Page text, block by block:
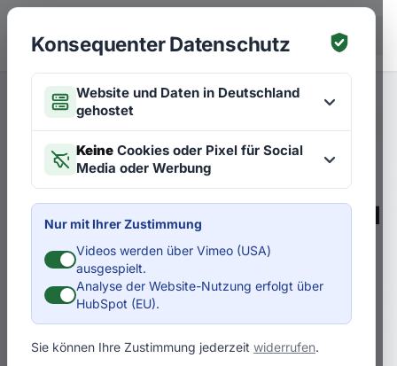
Zum Hauptinhalt springen
EN
Krisen-Chance Nr. 01: Führe!
Nimm die Rolle als Leader und
"Held" in der Krise an
Dr. Pero Mićić
Zukunft und Chancen in der Corona-Krise:
Konsequenter Datenschutz
Website und Daten in Deutschland
gehostet
Keine Cookies oder Pixel für Social
Media oder Werbung
Nur mit Ihrer Zustimmung
Videos werden über Vimeo (USA)
ausgespielt.
Analyse der Website-Nutzung erfolgt über
HubSpot (EU).
Sie können Ihre Zustimmung jederzeit widerrufen.